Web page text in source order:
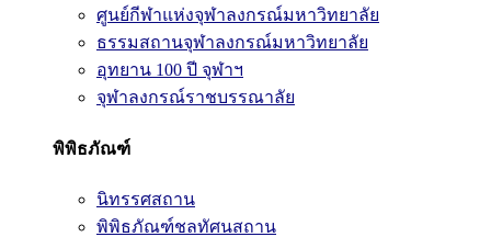
ศูนย์กีฬาแห่งจุฬาลงกรณ์มหาวิทยาลัย
ธรรมสถานจุฬาลงกรณ์มหาวิทยาลัย
อุทยาน 100 ปี จุฬาฯ
จุฬาลงกรณ์ราชบรรณาลัย
พิพิธภัณฑ์
นิทรรศสถาน
พิพิธภัณฑ์ชลทัศนสถาน